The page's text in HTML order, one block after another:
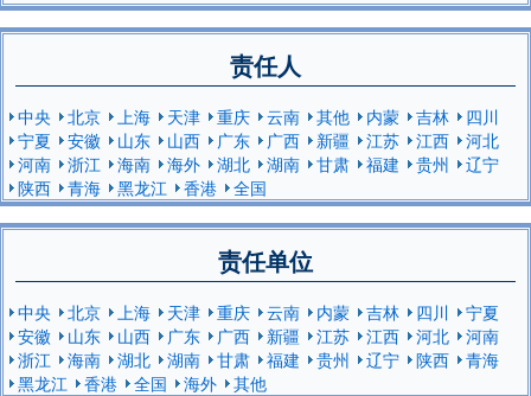
责任人
中央 北京 上海 天津 重庆 云南 其他 内蒙 吉林
四川
宁夏
安徽 山东 山西 广东 广西 新疆 江苏 江西
河北
河南
浙江 海南 海外 湖北 湖南 甘肃 福建 贵州
辽宁
陕西
青海 黑龙江 香港 全国
责任单位
中央 北京 上海 天津 重庆 云南 内蒙 吉林 四川
宁夏
安徽
山东 山西 广东 广西 新疆 江苏 江西 河北
河南
浙江
海南 湖北 湖南 甘肃 福建 贵州 辽宁 陕西
青海
黑龙江
香港 全国 海外 其他